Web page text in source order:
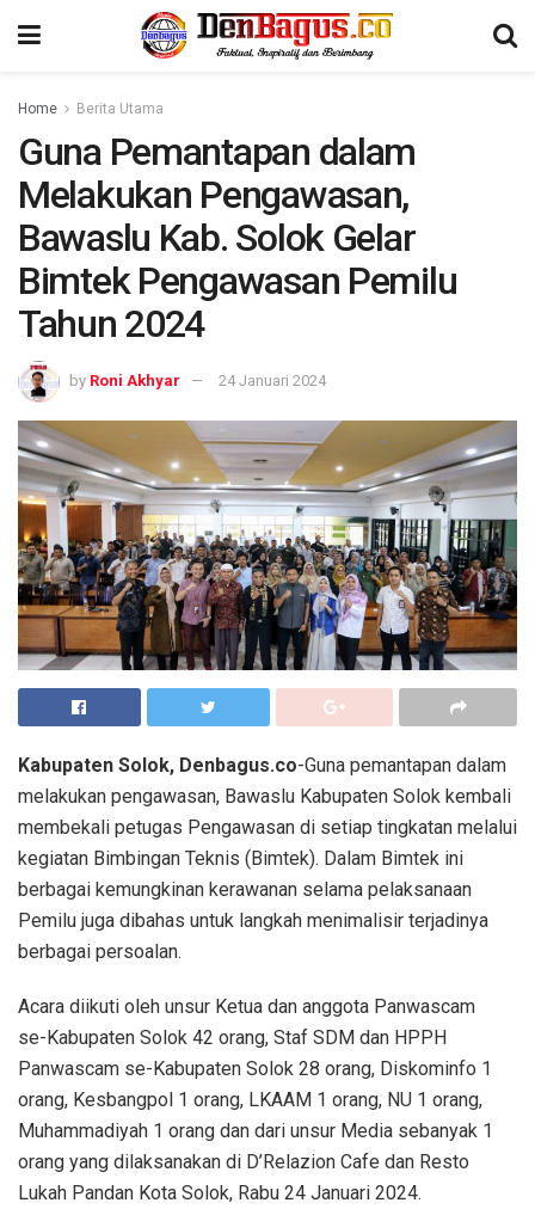
Home Berita Utama
Guna Pemantapan dalam
Melakukan Pengawasan,
Bawaslu Kab. Solok Gelar
Bimtek Pengawasan Pemilu
Tahun 2024
by Roni Akhyar 24 Januari 2024
Kabupaten Solok, Denbagus.co-Guna pemantapan dalam
melakukan pengawasan, Bawaslu Kabupaten Solok kembali
membekali petugas Pengawasan di setiap tingkatan melalui
kegiatan Bimbingan Teknis (Bimtek). Dalam Bimtek ini
berbagai kemungkinan kerawanan selama pelaksanaan
Pemilu juga dibahas untuk langkah menimalisir terjadinya
berbagai persoalan.
Acara diikuti oleh unsur Ketua dan anggota Panwascam
se-Kabupaten Solok 42 orang, Staf SDM dan HPPH
Panwascam se-Kabupaten Solok 28 orang, Diskominfo 1
orang, Kesbangpol 1 orang, LKAAM 1 orang, NU 1 orang,
Muhammadiyah 1 orang dan dari unsur Media sebanyak 1
orang yang dilaksanakan di D’Relazion Cafe dan Resto
Lukah Pandan Kota Solok, Rabu 24 Januari 2024.